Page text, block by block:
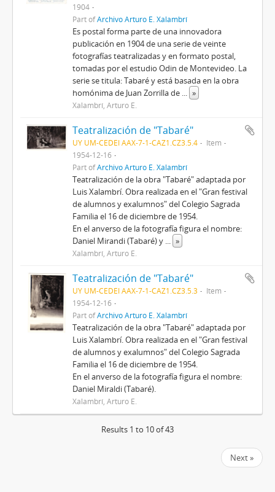
1904
Part ofArchivo Arturo E. Xalambrí
Es postal forma parte de una innovadora
publicación en 1904 de una serie de veinte
fotografías teatralizadas y en formato postal,
tomadas por el estudio Odin de Montevideo. La
serie se titula: Tabaré y está basada en la obra
homónima de Juan Zorrilla de ... »
Xalambrí, Arturo E.
Teatralización de "Tabaré"
UY UM-CEDEI AAX-7-1-CAZ1.CZ3.5.4
Item
1954-12-16
Part ofArchivo Arturo E. Xalambrí
Teatralización de la obra "Tabaré" adaptada por
Luis Xalambrí. Obra realizada en el "Gran festival
de alumnos y exalumnos" del Colegio Sagrada
Familia el 16 de diciembre de 1954.
En el anverso de la fotografía figura el nombre:
Daniel Mirandi (Tabaré) y ... »
Xalambrí, Arturo E.
Teatralización de "Tabaré"
UY UM-CEDEI AAX-7-1-CAZ1.CZ3.5.3
Item
1954-12-16
Part ofArchivo Arturo E. Xalambrí
Teatralización de la obra "Tabaré" adaptada por
Luis Xalambrí. Obra realizada en el "Gran festival
de alumnos y exalumnos" del Colegio Sagrada
Familia el 16 de diciembre de 1954.
En el anverso de la fotografía figura el nombre:
Daniel Miraldi (Tabaré).
Xalambrí, Arturo E.
Results 1 to 10 of 43
Next »